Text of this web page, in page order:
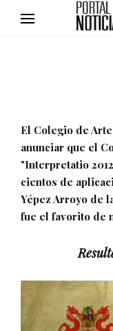
El Colegio de
anunciar que el
"Interpretatio
cientos de
Yépez Arroyo de
fue el favorito de